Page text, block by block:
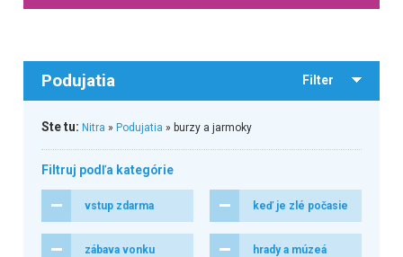
Podujatia Filter
Ste tu: Nitra » Podujatia » burzy a jarmoky
Filtruj podľa kategórie
vstup zdarma keď je zlé počasie
zábava vonku hrady a múzeá